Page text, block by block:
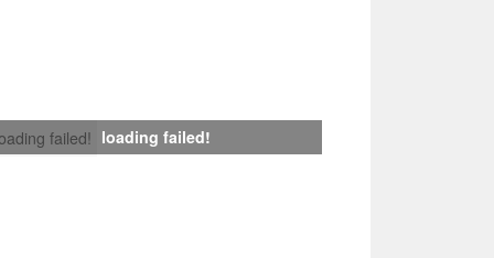
failed! loading failed!